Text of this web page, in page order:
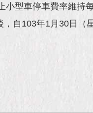
型車停車費率維持
自103年1月30日（